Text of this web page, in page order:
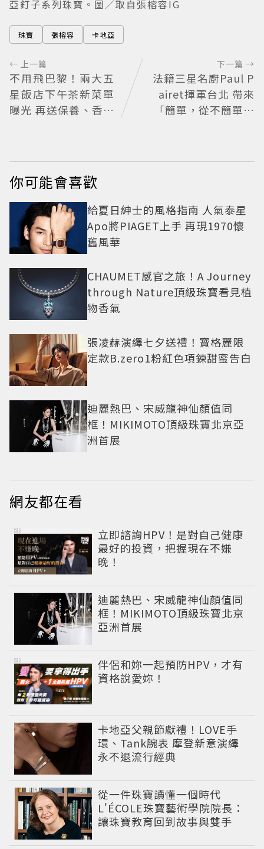
亞釘子系列珠寶。圖／取自張榕容IG
珠寶 張榕容 卡地亞
← 上一篇
不用飛巴黎！兩大五
星飯店下午茶新菜單
曝光 再送保養、香氛
下一篇 →
法籍三星名廚Paul P
airet揮軍台北 帶來
「簡單，從不簡單」
你可能會喜歡
給夏日紳士的風格指南 人氣泰星
Apo將PIAGET上手 再現1970懷
舊風華
CHAUMET感官之旅！A Journey
through Nature頂級珠寶看見植
物香氣
張凌赫演繹七夕送禮！寶格麗限
定款B.zero1粉紅色項鍊甜蜜告白
迪麗熱巴、宋威龍神仙顏值同
框！MIKIMOTO頂級珠寶北京亞
洲首展
網友都在看
立即諮詢HPV！是對自己健康
最好的投資，把握現在不嫌
晚！
PR
迪麗熱巴、宋威龍神仙顏值同
框！MIKIMOTO頂級珠寶北京
亞洲首展
伴侶和妳一起預防HPV，才有
資格說愛妳！
PR
卡地亞父親節獻禮！LOVE手
環、Tank腕表 摩登新意演繹
永不退流行經典
從一件珠寶讀懂一個時代
L'ÉCOLE珠寶藝術學院院長：
讓珠寶教育回到故事與雙手